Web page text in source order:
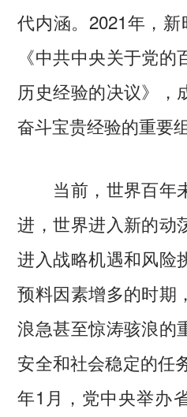
代内涵。2021年，新
《中共中央关于党
历史经验的决议》，
奋斗宝贵经验的重要
当前，世界百年
进，世界进入新的动
进入战略机遇和风险
预料因素增多的时期
浪急甚至惊涛骇浪的
安全和社会稳定的任
年1月，党中央举办